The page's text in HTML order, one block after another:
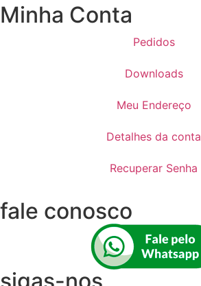
Minha Conta
Pedidos
Downloads
Meu Endereço
Detalhes da conta
Recuperar Senha
fale conosco